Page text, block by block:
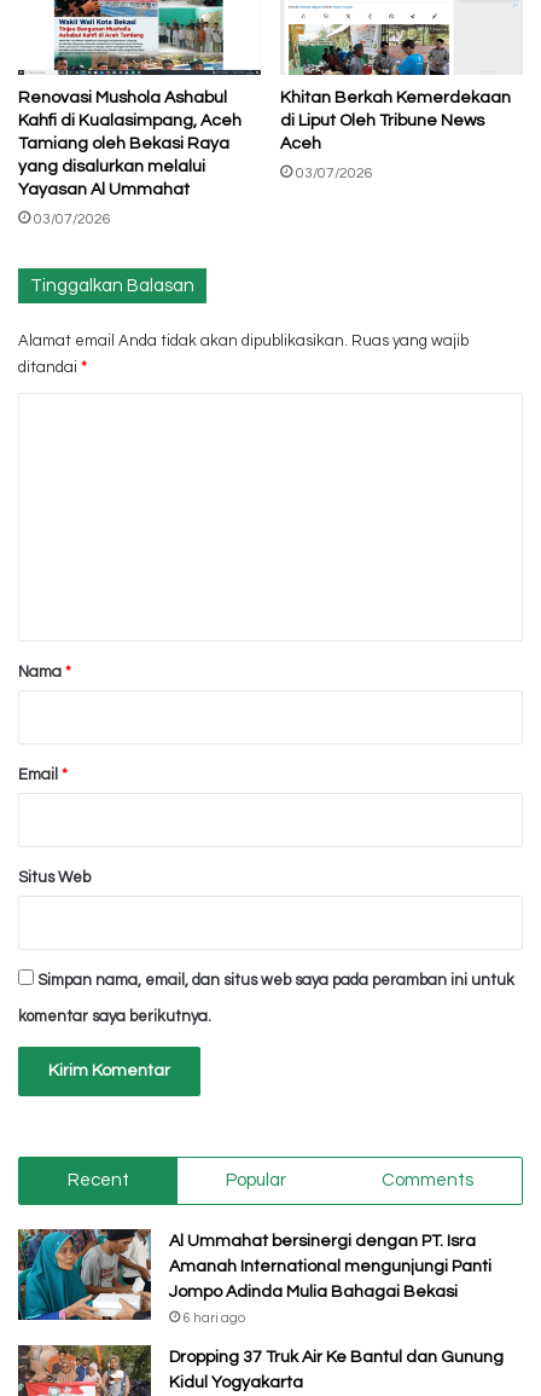
Renovasi Mushola Ashabul
Kahfi di Kualasimpang, Aceh
Tamiang oleh Bekasi Raya
yang disalurkan melalui
Yayasan Al Ummahat
03/07/2026
Khitan Berkah Kemerdekaan
di Liput Oleh Tribune News
Aceh
03/07/2026
Tinggalkan Balasan
Alamat email Anda tidak akan dipublikasikan. Ruas yang wajib
ditandai *
rNama *
Email *
Situs Web
Simpan nama, email, dan situs web saya pada peramban ini untuk
komentar saya berikutnya.
Recent Popular Comments
Al Ummahat bersinergi dengan PT. Isra
Amanah International mengunjungi Panti
Jompo Adinda Mulia Bahagai Bekasi
6 hari ago
Dropping 37 Truk Air Ke Bantul dan Gunung
Kidul Yogyakarta